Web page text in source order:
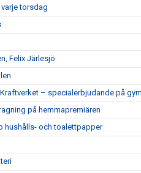
torsdag
Felix Järlesjö
– specialerbjudande på
på hemmapremiären
hushålls- och toalettpapper